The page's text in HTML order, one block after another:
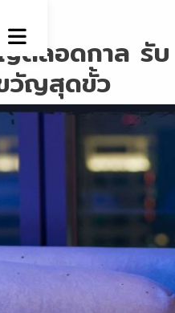
ตลอดกาล รับ
วัญสุดขั้ว